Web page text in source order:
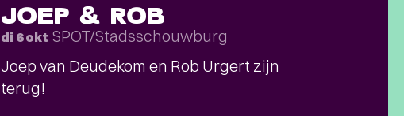
JOEP & ROB
di 6 okt SPOT/Stadsschouwburg
Joep van Deudekom en Rob Urgert zijn
terug!